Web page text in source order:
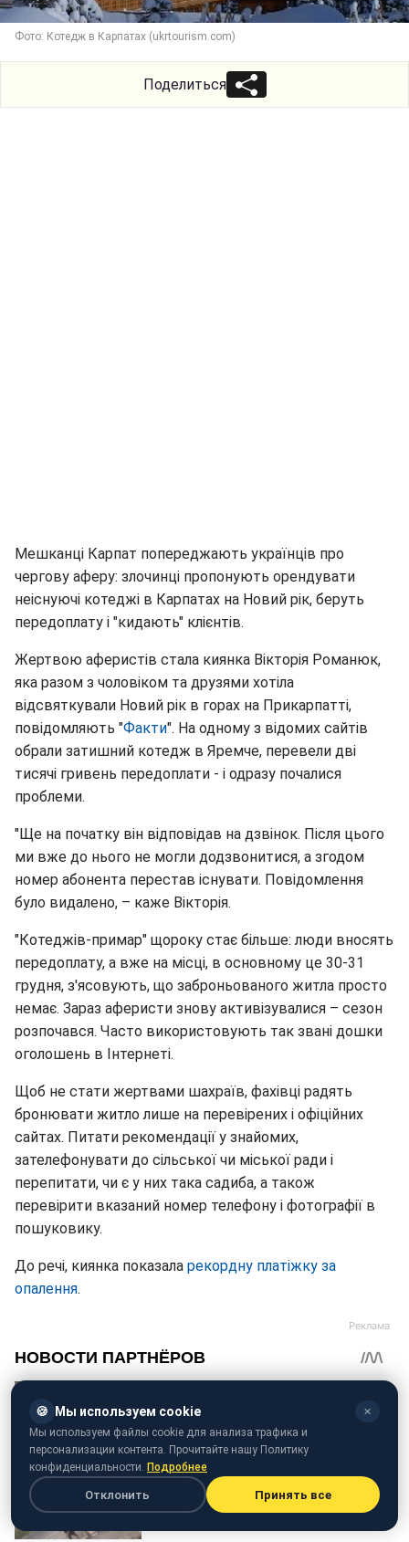
Фото: Котедж в Карпатах (ukrtourism.com)
Поделиться
Мешканці Карпат попереджають українців про
чергову аферу: злочинці пропонують орендувати
неіснуючі котеджі в Карпатах на Новий рік, беруть
передоплату і "кидають" клієнтів.
Жертвою аферистів стала киянка Вікторія Романюк,
яка разом з чоловіком та друзями хотіла
відсвяткували Новий рік в горах на Прикарпатті,
повідомляють "Факти". На одному з відомих сайтів
обрали затишний котедж в Яремче, перевели дві
тисячі гривень передоплати - і одразу почалися
проблеми.
"Ще на початку він відповідав на дзвінок. Після цього
ми вже до нього не могли додзвонитися, а згодом
номер абонента перестав існувати. Повідомлення
було видалено, – каже Вікторія.
"Котеджів-примар" щороку стає більше: люди вносять
передоплату, а вже на місці, в основному це 30-31
грудня, з'ясовують, що заброньованого житла просто
немає. Зараз аферисти знову активізувалися – сезон
розпочався. Часто використовують так звані дошки
оголошень в Інтернеті.
Щоб не стати жертвами шахраїв, фахівці радять
бронювати житло лише на перевірених і офіційних
сайтах. Питати рекомендації у знайомих,
зателефонувати до сільської чи міської ради і
перепитати, чи є у них така садиба, а також
перевірити вказаний номер телефону і фотографії в
пошуковику.
До речі, киянка показала рекордну платіжку за
опалення.
🍪 Мы используем cookie ✕
Мы используем файлы cookie для анализа трафика и
персонализации контента. Прочитайте нашу Политику
конфиденциальности. Подробнее
Отклонить Принять все